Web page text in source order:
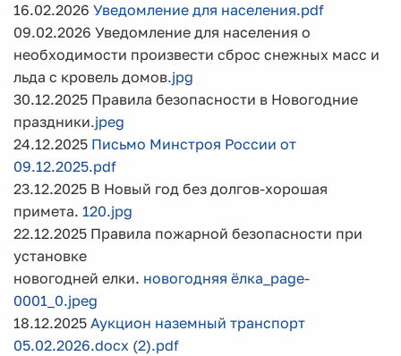
16.02.2026 Уведомление для населения.pdf
09.02.2026 Уведомление для населения о
необходимости произвести сброс снежных масс и
льда с кровель домов.jpg
30.12.2025 Правила безопасности в Новогодние
праздники.jpeg
24.12.2025 Письмо Минстроя России от
09.12.2025.pdf
23.12.2025 В Новый год без долгов-хорошая
примета. 120.jpg
22.12.2025 Правила пожарной безопасности при
установке
новогодней елки. новогодняя ёлка_page-
0001_0.jpeg
18.12.2025 Аукцион наземный транспорт
05.02.2026.docx (2).pdf